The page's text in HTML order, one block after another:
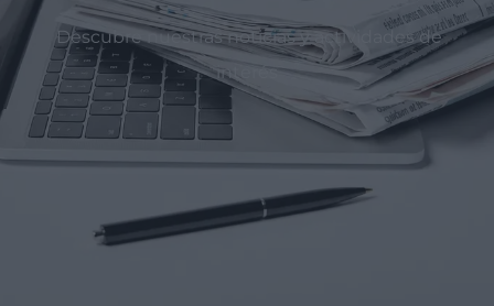
Descubre nuestras noticias y actividades de
interés